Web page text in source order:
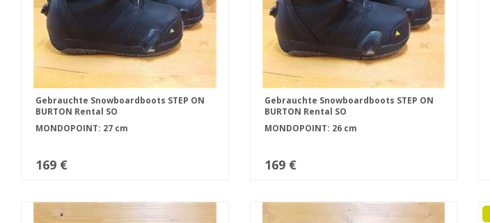
Gebrauchte Snowboardboots STEP ON
BURTON Rental SO
MONDOPOINT: 27 cm
169 €
Gebrauchte Snowboardboots STEP ON
BURTON Rental SO
MONDOPOINT: 26 cm
169 €